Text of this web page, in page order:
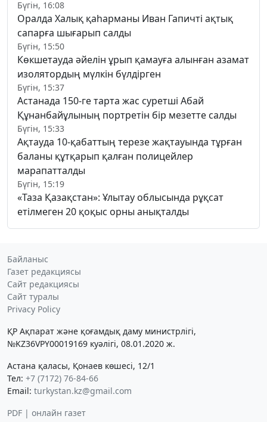
Бүгін, 16:08
Оралда Халық қаһарманы Иван Гапичті ақтық
сапарға шығарып салды
Бүгін, 15:50
Көкшетауда әйелін ұрып қамауға алынған азамат
изолятордың мүлкін бүлдірген
Бүгін, 15:37
Астанада 150-ге тарта жас суретші Абай
Құнанбайұлының портретін бір мезетте салды
Бүгін, 15:33
Ақтауда 10-қабаттың терезе жақтауында тұрған
баланы құтқарып қалған полицейлер
марапатталды
Бүгін, 15:19
«Таза Қазақстан»: Ұлытау облысында рұқсат
етілмеген 20 қоқыс орны анықталды
Байланыс
Газет редакциясы
Сайт редакциясы
Сайт туралы
Privacy Policy
ҚР Ақпарат және қоғамдық даму министрлігі,
№KZ36VPY00019169 куәлігі, 08.01.2020 ж.
Астана қаласы, Қонаев көшесі, 12/1
Тел: +7 (7172) 76-84-66
Email: turkystan.kz@gmail.com
PDF | онлайн газет